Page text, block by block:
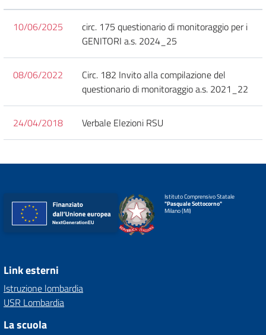
10/06/2025
circ. 175 questionario di monitoraggio per i
GENITORI a.s. 2024_25
08/06/2022
Circ. 182 Invito alla compilazione del
questionario di monitoraggio a.s. 2021_22
24/04/2018 Verbale Elezioni RSU
Istituto Comprensivo Statale
"Pasquale Sottocorno"
Milano (MI)
Link esterni
Istruzione lombardia
USR Lombardia
La scuola